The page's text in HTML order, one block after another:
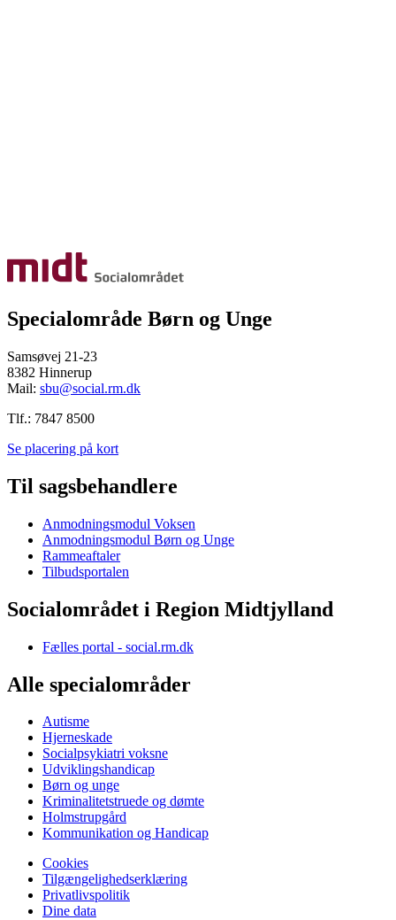
Specialområde Børn og Unge
Samsøvej 21-23
8382 Hinnerup
Mail: sbu@social.rm.dk
Tlf.: 7847 8500
Se placering på kort
Til sagsbehandlere
Anmodningsmodul Voksen
Anmodningsmodul Børn og Unge
Rammeaftaler
Tilbudsportalen
Socialområdet i Region Midtjylland
Fælles portal - social.rm.dk
Alle specialområder
Autisme
Hjerneskade
Socialpsykiatri voksne
Udviklingshandicap
Børn og unge
Kriminalitetstruede og dømte
Holmstrupgård
Kommunikation og Handicap
Cookies
Tilgængelighedserklæring
Privatlivspolitik
Dine data